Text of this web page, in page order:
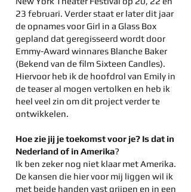
23 februari. Verder staat er later dit jaar
de opnames voor Girl in a Glass Box
gepland dat geregisseerd wordt door
Emmy-Award winnares Blanche Baker
(Bekend van de film Sixteen Candles).
Hiervoor heb ik de hoofdrol van Emily in
de teaser al mogen vertolken en heb ik
heel veel zin om dit project verder te
ontwikkelen.
Hoe zie jij je toekomst voor je? Is dat in
Nederland of in Amerika?
Ik ben zeker nog niet klaar met Amerika.
De kansen die hier voor mij liggen wil ik
met beide handen vast grijpen en in een